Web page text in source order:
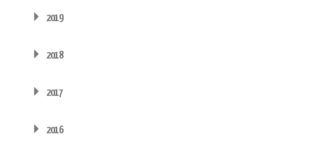
2019
2018
2017
2016